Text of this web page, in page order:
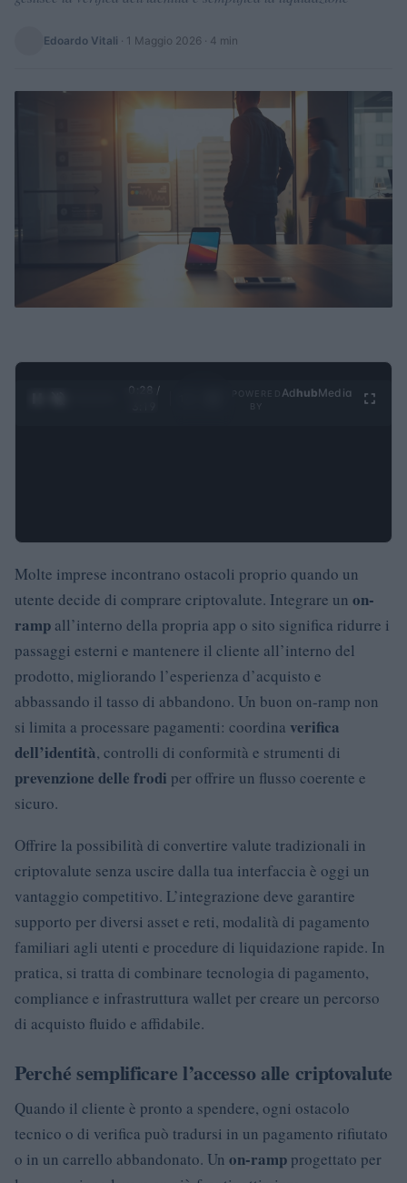
Edoardo Vitali · 1 Maggio 2026 · 4 min
0:29 /
Ad hubMedia
Molte imprese incontrano ostacoli proprio quando un
utente decide di comprare criptovalute. Integrare un on-
ramp all’interno della propria app o sito significa ridurre i
passaggi esterni e mantenere il cliente all’interno del
prodotto, migliorando l’esperienza d’acquisto e
abbassando il tasso di abbandono. Un buon on-ramp non
si limita a processare pagamenti: coordina verifica
dell’identità, controlli di conformità e strumenti di
prevenzione delle frodi per offrire un flusso coerente e
sicuro.
Offrire la possibilità di convertire valute tradizionali in
criptovalute senza uscire dalla tua interfaccia è oggi un
vantaggio competitivo. L’integrazione deve garantire
supporto per diversi asset e reti, modalità di pagamento
familiari agli utenti e procedure di liquidazione rapide. In
pratica, si tratta di combinare tecnologia di pagamento,
compliance e infrastruttura wallet per creare un percorso
di acquisto fluido e affidabile.
Perché semplificare l’accesso alle criptovalute
Quando il cliente è pronto a spendere, ogni ostacolo
tecnico o di verifica può tradursi in un pagamento rifiutato
o in un carrello abbandonato. Un on-ramp progettato per